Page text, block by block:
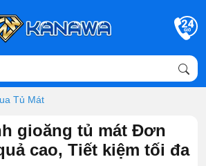
Tủ Mát
gioăng tủ mát Đơn
cao, Tiết kiệm tối đa